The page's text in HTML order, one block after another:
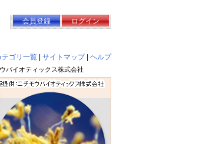
会社
ログイン
会員登録
テゴリ一覧 サイトマップ| ヘルプ
バイオティックス株式会社